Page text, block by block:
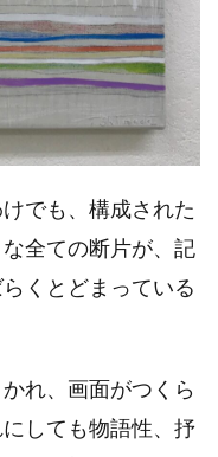
でも、構成された
全ての断片が、記
くとどまっている
れ、画面がつくら
しても物語性、抒